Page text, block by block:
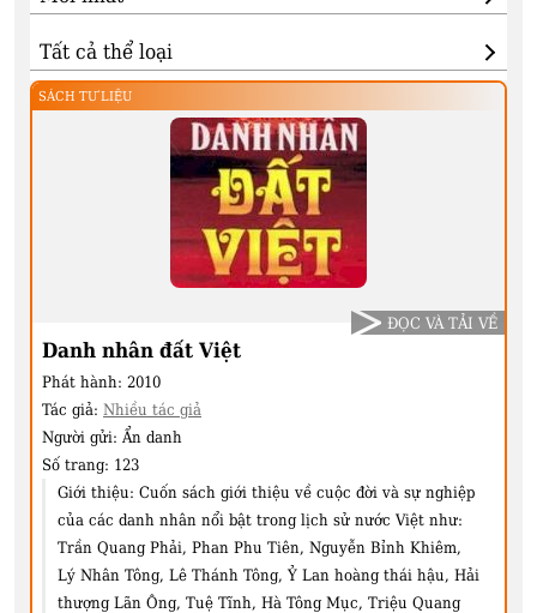
SÁCH TƯ LIỆU
Danh nhân đất Việt
Phát hành: 2010
Tác giả: Nhiều tác giả
Người gửi: Ẩn danh
Số trang: 123
Giới thiệu: Cuốn sách giới thiệu về cuộc đời và sự nghiệp
của các danh nhân nổi bật trong lịch sử nước Việt như:
Trần Quang Phải, Phan Phu Tiên, Nguyễn Bỉnh Khiêm,
Lý Nhân Tông, Lê Thánh Tông, Ỷ Lan hoàng thái hậu, Hải
thượng Lãn Ông, Tuệ Tĩnh, Hà Tông Mục, Triệu Quang
ĐỌC VÀ TẢI VỀ